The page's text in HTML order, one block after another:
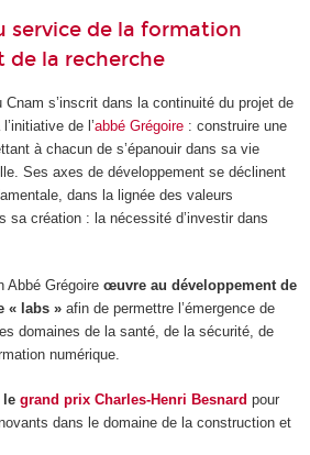
service de la formation
de la recherche
s’inscrit dans la continuité du projet de
de l’abbé Grégoire: construire une
à chacun de s’épanouir dans sa vie
Ses axes de développement se déclinent
dans la lignée des valeurs
sa création : la nécessité d’investir dans
Abbé Grégoire œuvre au développement de
« labs »afin de permettre l’émergence de
domaines de la santé, de la sécurité, de
numérique.
le grand prix Charles-Henri Besnard pour
dans le domaine de la construction et